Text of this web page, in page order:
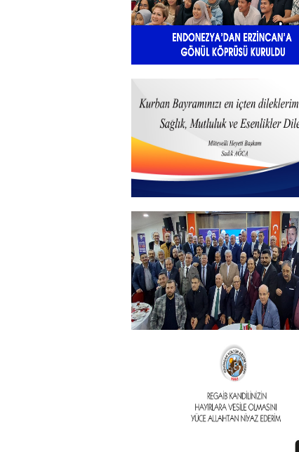
+
köprüsü
+
Kurban Bayramı
+
Geleneksel İftar Programımız
+